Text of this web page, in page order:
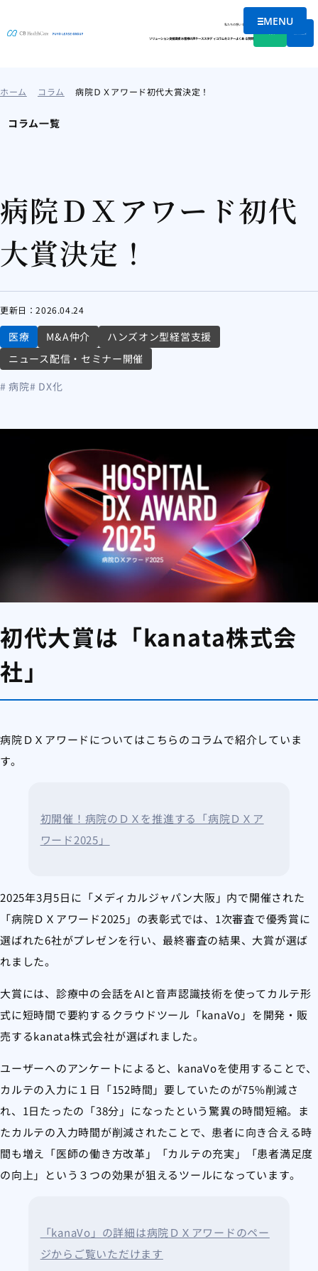
メニュー
MENU
私たちの想い会社情報
ソリューション支援実績お客様の声ケーススタディコラムセミナーよくある質問
ホーム コラム 病院ＤＸアワード初代大賞決定！
コラム一覧
病院ＤＸアワード初代
大賞決定！
更新日：2026.04.24
医療 M&A仲介
ハンズオン型経営支援
ニュース配信・セミナー開催
# 病院# DX化
初代大賞は「kanata株式会
社」
病院ＤＸアワードについてはこちらのコラムで紹介していま
す。
初開催！病院のＤＸを推進する「病院ＤＸア
ワード2025」
2025年3月5日に「メディカルジャパン大阪」内で開催された
「病院ＤＸアワード2025」の表彰式では、1次審査で優秀賞に
選ばれた6社がプレゼンを行い、最終審査の結果、大賞が選ば
れました。
大賞には、診療中の会話をAIと音声認識技術を使ってカルテ形
式に短時間で要約するクラウドツール「kanaVo」を開発・販
売するkanata株式会社が選ばれました。
ユーザーへのアンケートによると、kanaVoを使用することで、
カルテの入力に１日「152時間」要していたのが75%削減さ
れ、1日たったの「38分」になったという驚異の時間短縮。ま
たカルテの入力時間が削減されたことで、患者に向き合える時
間も増え「医師の働き方改革」「カルテの充実」「患者満足度
の向上」という３つの効果が狙えるツールになっています。
「kanaVo」の詳細は病院ＤＸアワードのペー
ジからご覧いただけます